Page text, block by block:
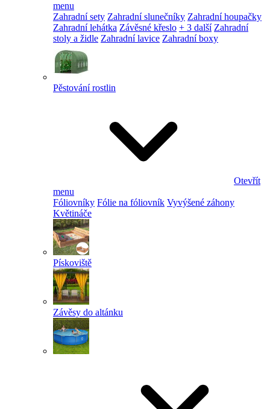
menu
Zahradní sety Zahradní slunečníky Zahradní houpačky
Zahradní lehátka Závěsné křeslo + 3 další Zahradní
stoly a židle Zahradní lavice Zahradní boxy
Pěstování rostlin
Otevřít
menu
Fóliovníky Fólie na fóliovník Vyvýšené záhony
Květináče
Pískoviště
Závěsy do altánku